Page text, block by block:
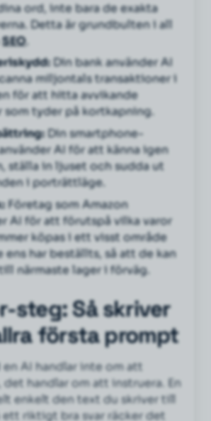
ord, inte bara de exakta
Detta är grundbulten i all
SEO.
Din bank använder AI
miljontals transaktioner i
för att hitta avvikande
som tyder på kortkapning.
Din smartphone-
AI för att känna igen
ställa in ljuset och sudda ut
i porträttläge.
Företag som Amazon
AI för att förutspå vilka varor
köpas i ett visst område
ens har beställts, så att de kan
närmaste lager i förväg.
steg: Så skriver
första prompt
AI handlar inte om att
det handlar om att instruera. En
enkelt den text du skriver till
ett riktigt bra svar räcker det